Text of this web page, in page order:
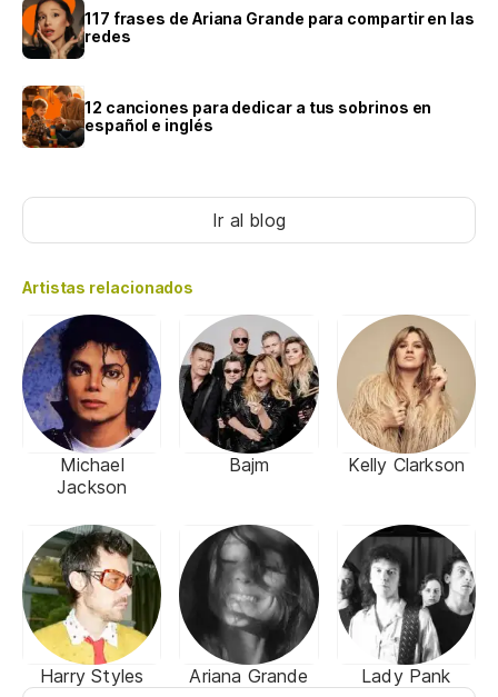
117 frases de Ariana Grande para compartir en las
redes
12 canciones para dedicar a tus sobrinos en
español e inglés
Ir al blog
Artistas relacionados
Michael
Jackson
Bajm Kelly Clarkson
Harry Styles Ariana Grande
Lady Pank